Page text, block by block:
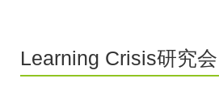
Learning Crisis研究会